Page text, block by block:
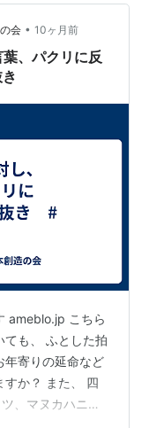
会 • 10ヶ月前
葉、パクリに反
ameblo.jp こちら
ても、 ふとした拍
年寄りの延命など
すか？ また、 四
、マヌカハニー